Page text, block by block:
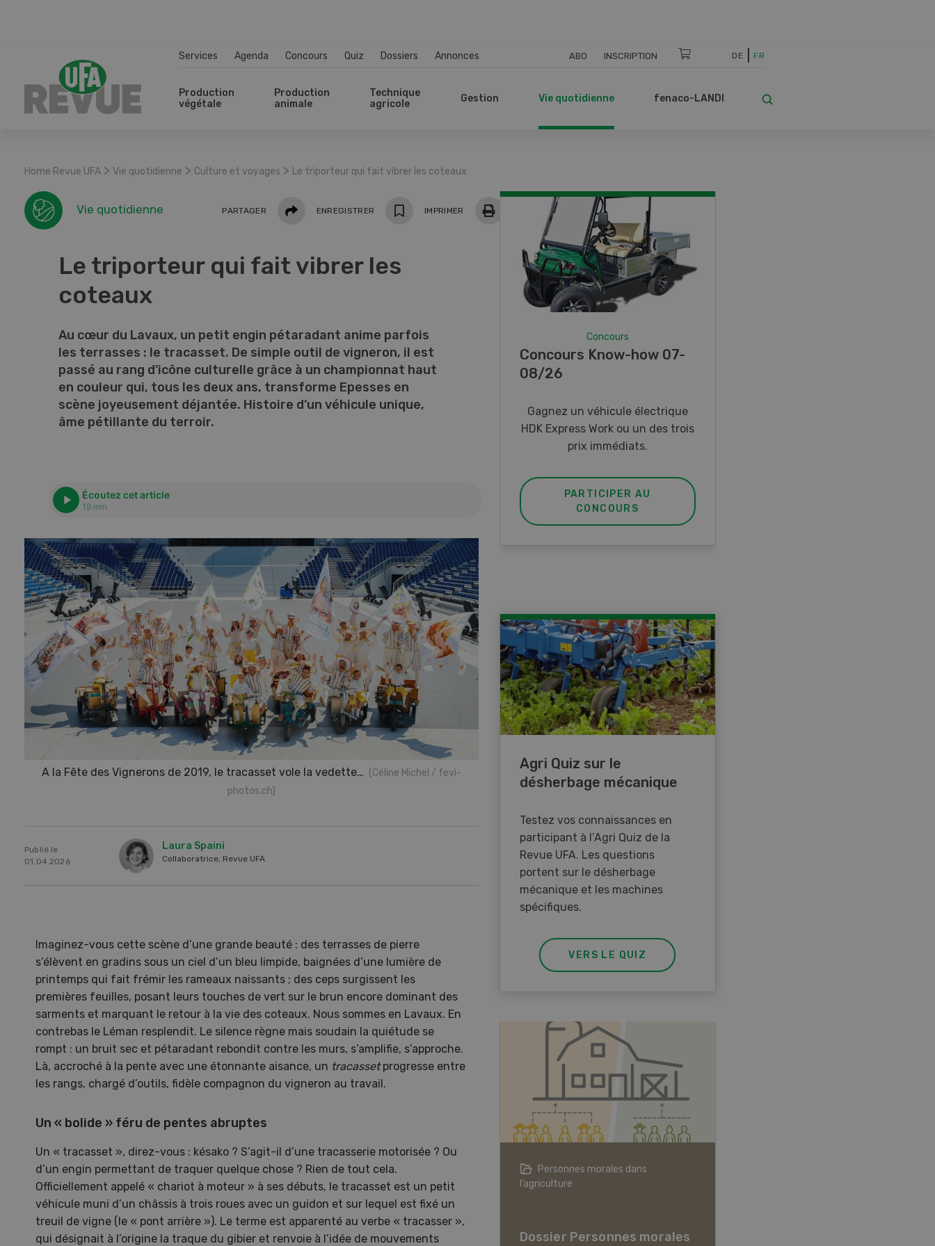
Services Agenda Concours Quiz Dossiers Annonces ABO INSCRIPTION DE FR
Production
végétale
Production
animale
Technique
agricole
Gestion Vie quotidienne fenaco-LANDI
Home Revue UFA > Vie quotidienne > Culture et voyages > Le triporteur qui fait vibrer les coteaux
Vie quotidienne PARTAGER PartagerENREGISTRER IMPRIMER
Le triporteur qui fait vibrer les
coteaux
Au cœur du Lavaux, un petit engin pétaradant anime parfois
les terrasses : le tracasset. De simple outil de vigneron, il est
passé au rang d’icône culturelle grâce à un championnat haut
en couleur qui, tous les deux ans, transforme Epesses en
scène joyeusement déjantée. Histoire d’un véhicule unique,
âme pétillante du terroir.
Écoutez cet article
19 min
A la Fête des Vignerons de 2019, le tracasset vole la vedette… (Céline Michel / fevi-
photos.ch)
Publié le
01.04.2026
Laura Spaini
Collaboratrice, Revue UFA
Imaginez-vous cette scène d’une grande beauté : des terrasses de pierre
s’élèvent en gradins sous un ciel d’un bleu limpide, baignées d’une lumière de
printemps qui fait frémir les rameaux naissants ; des ceps surgissent les
premières feuilles, posant leurs touches de vert sur le brun encore dominant des
sarments et marquant le retour à la vie des coteaux. Nous sommes en Lavaux. En
contrebas le Léman resplendit. Le silence règne mais soudain la quiétude se
rompt : un bruit sec et pétaradant rebondit contre les murs, s’amplifie, s’approche.
Là, accroché à la pente avec une étonnante aisance, un tracassetprogresse entre
les rangs, chargé d’outils, fidèle compagnon du vigneron au travail.
Un « bolide » féru de pentes abruptes
Un « tracasset », direz-vous : késako ? S’agit-il d’une tracasserie motorisée ? Ou
d’un engin permettant de traquer quelque chose ? Rien de tout cela.
Officiellement appelé « chariot à moteur » à ses débuts, le tracasset est un petit
véhicule muni d’un châssis à trois roues avec un guidon et sur lequel est fixé un
treuil de vigne (le « pont arrière »). Le terme est apparenté au verbe « tracasser »,
qui désignait à l’origine la traque du gibier et renvoie à l’idée de mouvements
Concours
Concours Know-how 07-
08/26
Gagnez un véhicule électrique
HDK Express Work ou un des trois
prix immédiats.
PARTICIPER AU
CONCOURS
Agri Quiz sur le
désherbage mécanique
Testez vos connaissances en
participant à l’Agri Quiz de la
Revue UFA. Les questions
portent sur le désherbage
mécanique et les machines
spécifiques.
VERS LE QUIZ
Une ferme entre de nouvelles
mains
Une ferme entre de
L’agriculture à l’ère du changement
climatique
Dossier L’agriculture à l’ère
du changement climatique
Personnes morales dans
l’agriculture
Dossier Personnes morales